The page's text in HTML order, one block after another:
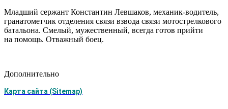
Младший сержант Константин Левшаков, механик-водитель,
гранатометчик отделения связи взвода связи мотострелкового
батальона. Смелый, мужественный, всегда готов прийти
на помощь. Отважный боец.
Дополнительно
Карта сайта (Sitemap)